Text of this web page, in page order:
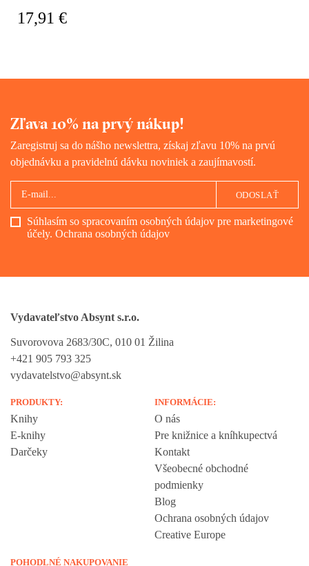
17,91 €
Zľava 10% na prvý nákup!
Zaregistruj sa do nášho newslettra, získaj zľavu 10% na prvú
objednávku a pravidelnú dávku noviniek a zaujímavostí.
Súhlasím so spracovaním osobných údajov pre marketingové
účely. Ochrana osobných údajov
ODOSLAŤ
Vydavateľstvo Absynt s.r.o.
Suvorovova 2683/30C, 010 01 Žilina
+421 905 793 325
vydavatelstvo@absynt.sk
PRODUKTY:
Knihy
E-knihy
Darčeky
INFORMÁCIE:
O nás
Pre knižnice a kníhkupectvá
Kontakt
Všeobecné obchodné
podmienky
Blog
Ochrana osobných údajov
Creative Europe
POHODLNÉ NAKUPOVANIE